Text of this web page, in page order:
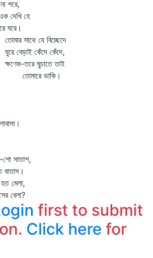
হে
যে বিচ্ছেদে
কেঁদে কেঁদে,
ঘুচাতে তাই
ডাকি।
সাতাশ,
বাতাস।
মেলা,
বেলা?
first to submit
Click here for